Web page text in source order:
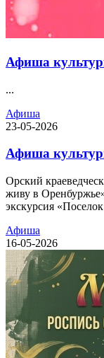
Афиша
...
Афиша
23-05-2026
Афиша
Орский
живу в
экскурсия
Афиша
16-05-2026